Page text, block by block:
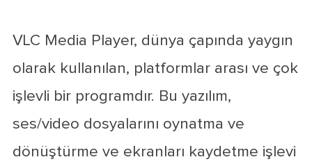
VLC Media Player, dünya çapında yaygın
olarak kullanılan, platformlar arası ve çok
işlevli bir programdır. Bu yazılım,
ses/video dosyalarını oynatma ve
dönüştürme ve ekranları kaydetme işlevi